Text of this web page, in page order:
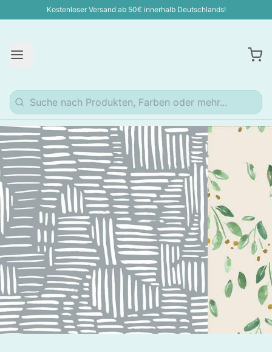
Kostenloser Versand ab 50€ innerhalb Deutschlands!